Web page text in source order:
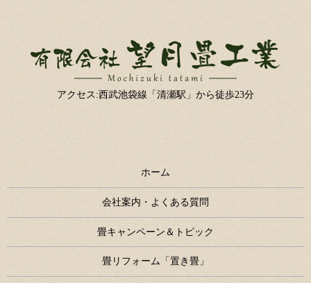
アクセス:西武池袋線「清瀬駅」から徒歩23分
ホーム
会社案内・よくある質問
畳キャンペーン＆トピック
畳リフォーム「置き畳」